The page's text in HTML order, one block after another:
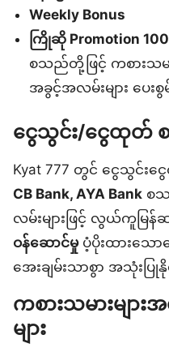
Weekly Bonus
ကြိုဆို Promotion
စသည်တို့ဖြင့် ကစားသမာ
အခွင့်အလမ်းများ ပေး
ငွေသွင်း/ငွေထုတ်
Kyat 777 တွင် ငွေသွင်း
CB Bank, AYA Bank စသ
လမ်းများဖြင့် လွယ်ကူမြ
ဝန်ဆောင်မှုပံ့ပိုးထားသော
အေးချမ်းသာစွာ အသုံးပ
ကစားသမားမျာ
များ